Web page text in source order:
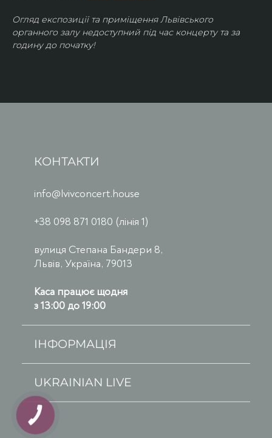
Огляд експозиції та приміщення Львівського
органного залу недоступний під час концерту та за
годину до початку!
КОНТАКТИ
info@lvivconcert.house
+38 098 871 0180 (лінія 1)
вулиця Степана Бандери 8,
Львів, Україна, 79013
Каса працює щодня
з 13:00 до 19:00
ІНФОРМАЦІЯ
UKRAINIAN LIVE
КНОПКА
ЗВ'ЯЗКУ